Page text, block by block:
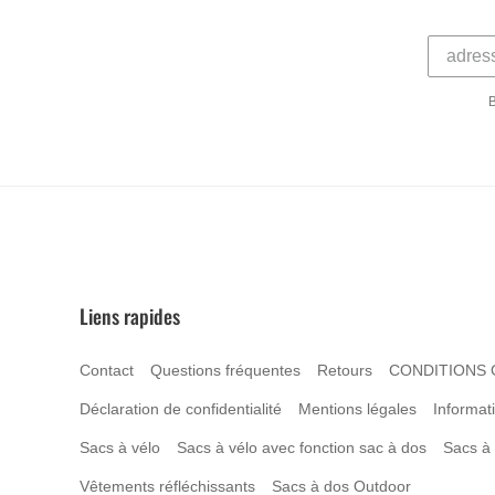
Liens rapides
Contact Questions fréquentes Retours CONDITIONS
Déclaration de confidentialité Mentions légales
Sacs à vélo Sacs à vélo avec fonction sac à dos Sacs
Vêtements réfléchissants Sacs à dos Outdoor